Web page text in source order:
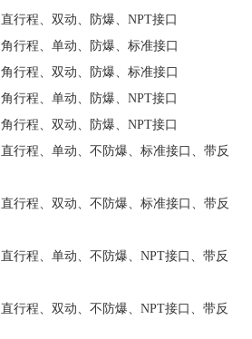
程、双动、防爆、NPT接口
程、单动、防爆、标准接口
程、双动、防爆、标准接口
程、单动、防爆、NPT接口
程、双动、防爆、NPT接口
、单动、不防爆、标准接口、带反
、双动、不防爆、标准接口、带反
、单动、不防爆、NPT接口、带反
、双动、不防爆、NPT接口、带反